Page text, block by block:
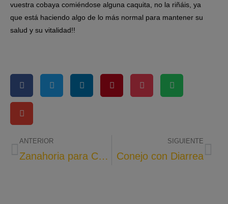
vuestra cobaya comiéndose alguna caquita, no la riñáis, ya
que está haciendo algo de lo más normal para mantener su
salud y su vitalidad!!
ANTERIOR
Zanahoria para Conejo Enano
SIGUIENTE
Conejo con Diarrea